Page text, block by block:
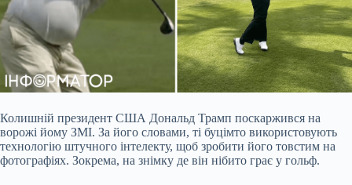
Колишній президент США Дональд Трамп поскаржився на
ворожі йому ЗМІ. За його словами, ті буцімто використовують
технологію штучного інтелекту, щоб зробити його товстим на
фотографіях. Зокрема, на знімку де він нібито грає у гольф.